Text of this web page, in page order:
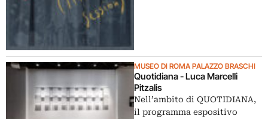
MUSEO DI ROMA PALAZZO BRASCHI
Quotidiana - Luca Marcelli
Pitzalis
Nell’ambito di QUOTIDIANA,
il programma espositivo